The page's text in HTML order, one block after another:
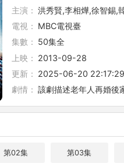
主演： 洪秀賢,李相燁,徐智錫,
電視： MBC電視臺
集數： 50集全
上映： 2013-09-28
更新： 2025-06-20 22:17:29
劇情： 該劇描述老年人再婚後
第02集 第03集